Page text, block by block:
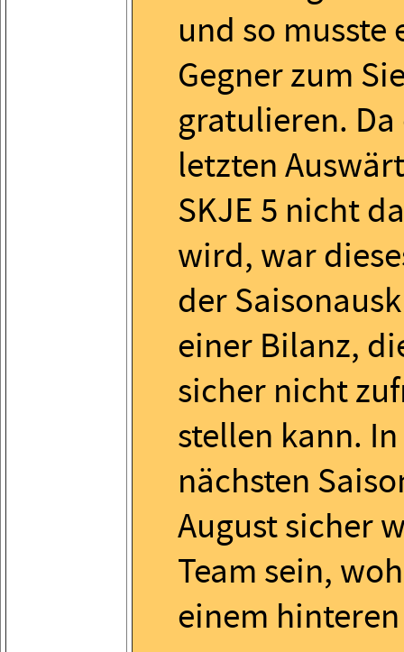
und so musste
Gegner zum
gratulieren.
letzten
SKJE 5 nicht
wird, war
der
einer Bilanz,
sicher nicht
stellen kann.
nächsten
August sicher
Team sein,
einem